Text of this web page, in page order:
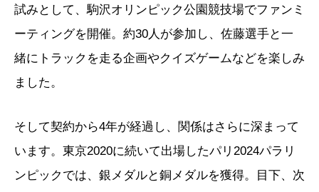
試みとして、駒沢オリンピック公園競技場でファンミ
ーティングを開催。約30人が参加し、佐藤選手と一
緒にトラックを走る企画やクイズゲームなどを楽しみ
ました。
そして契約から4年が経過し、関係はさらに深まって
います。東京2020に続いて出場したパリ2024パラリ
ンピックでは、銀メダルと銅メダルを獲得。目下、次